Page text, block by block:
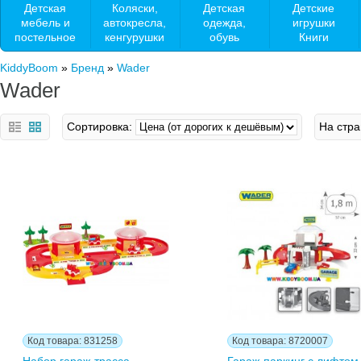
Детская
мебель и
постельное
Коляски,
автокресла,
кенгурушки
Детская
одежда,
обувь
Детские
игрушки
Книги
KiddyBoom » Бренд » Wader
Wader
Сортировка: На
Код товара: 831258 Код товара: 8720007